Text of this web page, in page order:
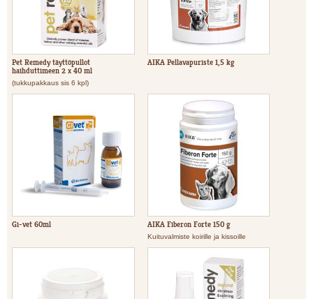
Pet Remedy täyttöpullot
haihduttimeen 2 x 40 ml
(tukkupakkaus sis 6 kpl)
AIKA Pellavapuriste 1,5 kg
Gi-vet 60ml AIKA Fiberon Forte 150 g
Kuituvalmiste koirille ja kissoille